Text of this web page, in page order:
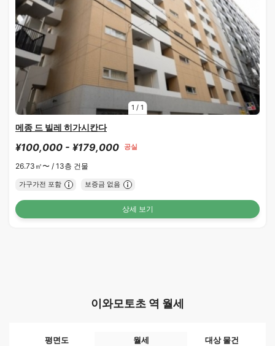
1 / 1
메종 드 빌레 히가시칸다
¥100,000 - ¥179,000 공실
26.73㎡〜 / 13층 건물
가구가전 포함 보증금 없음
상세 보기
이와모토초 역 월세
평면도 월세
대상 물건